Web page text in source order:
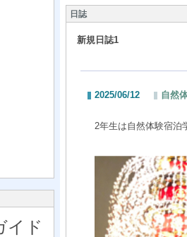
イド
日誌
新規日誌1
2025/06/12 自然
2年生は自然体験宿泊